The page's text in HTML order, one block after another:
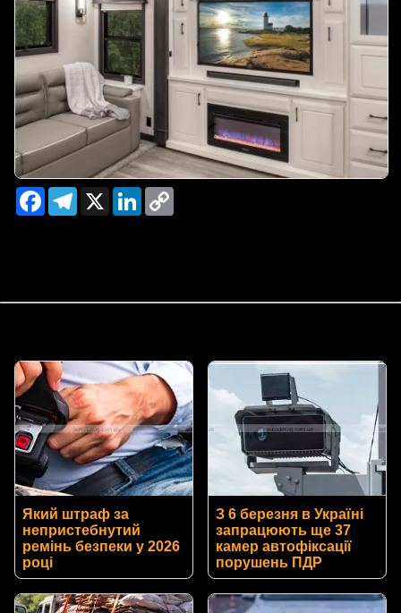
FacebookTelegram
X LinkedIn
Який штраф за
непристебнутий
ремінь безпеки у 2026
році
З 6 березня в Україні
запрацюють ще 37
камер автофіксації
порушень ПДР